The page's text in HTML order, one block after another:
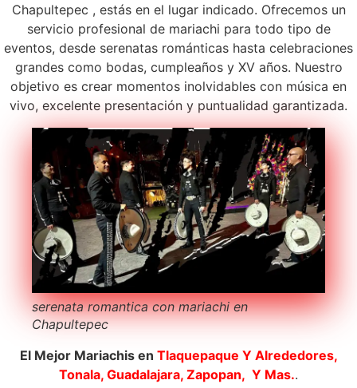
Chapultepec , estás en el lugar indicado. Ofrecemos un
servicio profesional de mariachi para todo tipo de
eventos, desde serenatas románticas hasta celebraciones
grandes como bodas, cumpleaños y XV años. Nuestro
objetivo es crear momentos inolvidables con música en
vivo, excelente presentación y puntualidad garantizada.
serenata romantica con mariachi en
Chapultepec
El Mejor Mariachis en Tlaquepaque Y Alrededores,
Tonala, Guadalajara, Zapopan, Y Mas..